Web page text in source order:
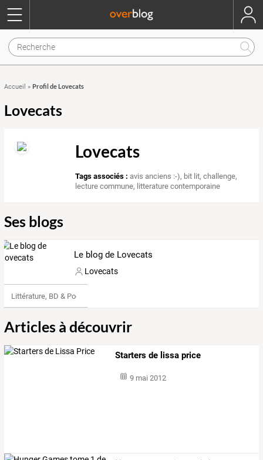
Accueil » Profil de Lovecats
Lovecats
Lovecats
Tags associés : avis anciens :-), bit lit,challenge,
lecture commune, litterature contemporaine
Ses blogs
Le blog de Lovecats
Lovecats
Littérature, BD & Poésie
Articles à découvrir
Starters de lissa price
9 mai 2012